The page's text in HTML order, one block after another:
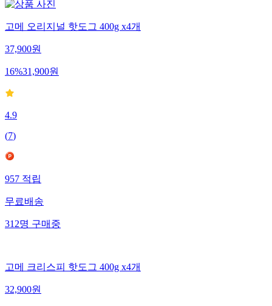
고메 오리지널 핫도그 400g x4개
37,900원
16%31,900원
4.9
(7)
957적립
무료배송
312명구매중
고메 크리스피 핫도그 400g x4개
32,900원